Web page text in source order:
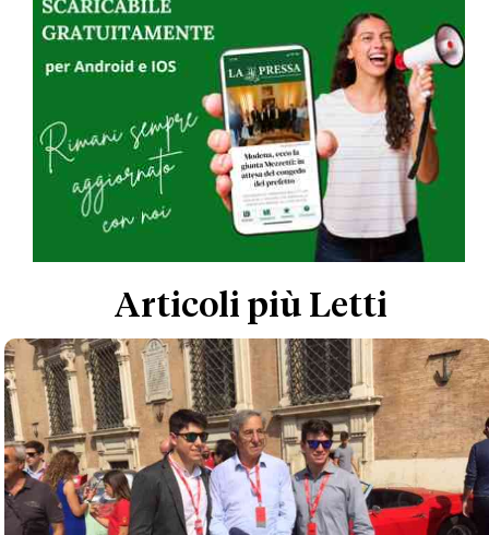
Articoli più Letti